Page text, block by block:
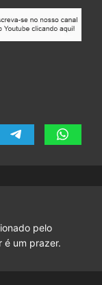
pelo
é um prazer.